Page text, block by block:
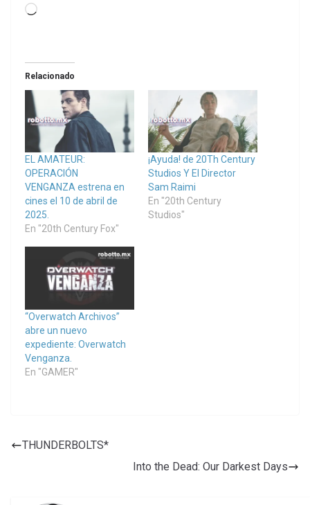
Loading…
Relacionado
EL AMATEUR:
OPERACIÓN
VENGANZA estrena en
cines el 10 de abril de
2025.
En "20th Century Fox"
¡Ayuda! de 20Th Century
Studios Y El Director
Sam Raimi
En "20th Century
Studios"
“Overwatch Archivos”
abre un nuevo
expediente: Overwatch
Venganza.
En "GAMER"
THUNDERBOLTS*
Into the Dead: Our Darkest Days